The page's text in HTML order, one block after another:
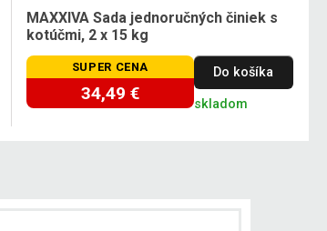
MAXXIVA Sada jednoručných činiek s
kotúčmi, 2 x 15 kg
SUPER CENA
34,49 €
Do košíka
skladom